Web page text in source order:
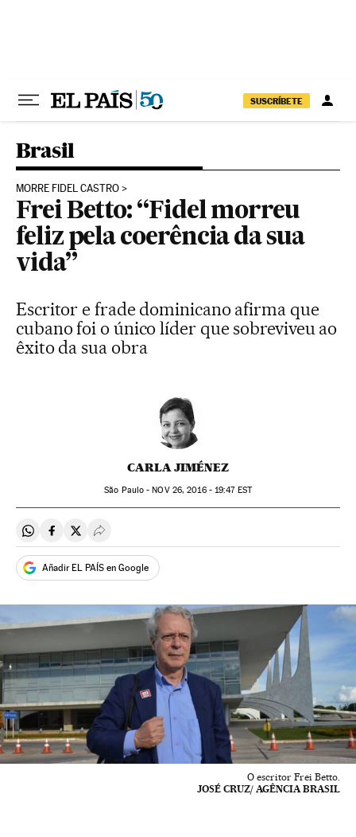
SUSCRÍBETE
Brasil
MORRE FIDEL CASTRO
Frei Betto: “Fidel morreu
feliz pela coerência da sua
vida”
Escritor e frade dominicano afirma que
cubano foi o único líder que sobreviveu ao
êxito da sua obra
CARLA JIMÉNEZ
São Paulo -NOV26, 2016 - 19:47EST
Compartir en Whatsapp
Compartir en Facebook
Compartir en Twitter
Desplegar Redes Sociales
Añadir EL PAÍS en Google
O escritor Frei Betto.
JOSÉ CRUZ/ AGÊNCIA BRASIL